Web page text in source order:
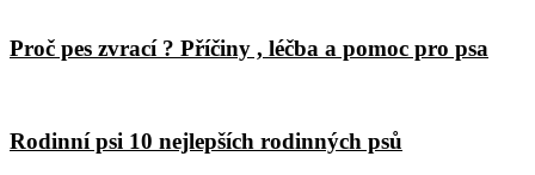
Proč pes zvrací ? Příčiny , léčba a pomoc pro psa
Rodinní psi 10 nejlepších rodinných psů